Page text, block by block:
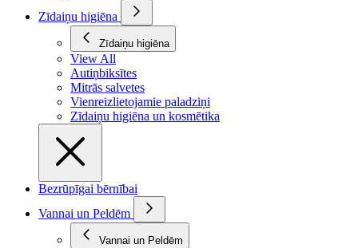
Zīdaiņu higiēna
Zīdaiņu higiēna
View All
Autiņbiksītes
Mitrās salvetes
Vienreizlietojamie paladziņi
Zīdaiņu higiēna un kosmētika
Bezrūpīgai bērnībai
Vannai un Peldēm
Vannai un Peldēm